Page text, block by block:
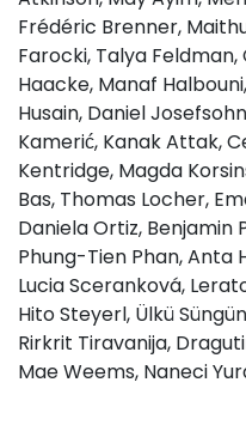
Frédéric Brenner,
Farocki, Talya Feldman,
Haacke, Manaf
Husain, Daniel
Kamerić, Kanak Attak,
Kentridge, Magda
Bas, Thomas Locher,
Daniela Ortiz, Benjamin
Phung-Tien Phan, Anta
Lucia Sceranková,
Hito Steyerl, Ülkü
Rirkrit Tiravanija,
Mae Weems, Naneci